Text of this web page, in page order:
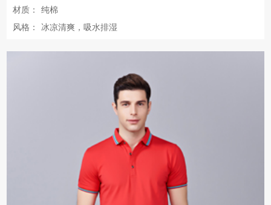
材质：
纯棉
风格：
冰凉清爽，吸水排湿